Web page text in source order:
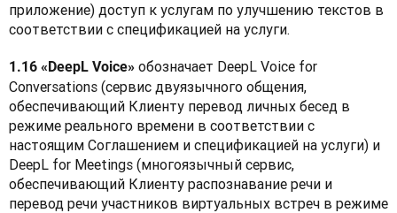
приложение) доступ к услугам по улучшению текстов в
соответствии с спецификацией на услуги.
1.16 «DeepL Voice» обозначает DeepL Voice for
Conversations (сервис двуязычного общения,
обеспечивающий Клиенту перевод личных бесед в
режиме реального времени в соответствии с
настоящим Соглашением и спецификацией на услуги) и
DeepL for Meetings (многоязычный сервис,
обеспечивающий Клиенту распознавание речи и
перевод речи участников виртуальных встреч в режиме